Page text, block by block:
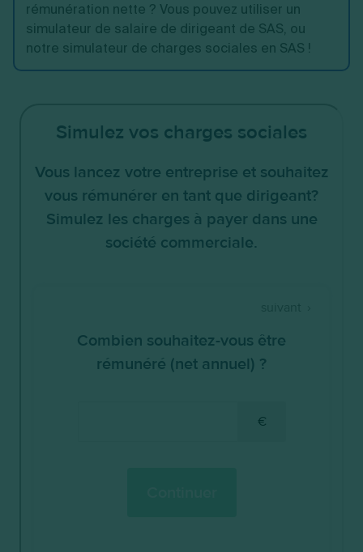
rémunération nette ? Vous pouvez utiliser un
simulateur de salaire de dirigeant de SAS, ou
notre simulateur de charges sociales en SAS !